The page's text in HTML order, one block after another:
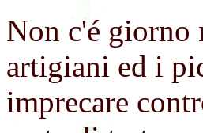
Non c'é giorno
artigiani ed i
imprecare